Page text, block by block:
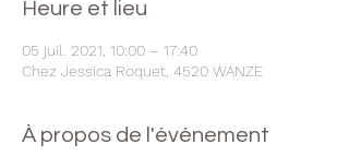
Heure et lieu
05 juil. 2021, 10:00 – 17:40
Chez Jessica Roquet, 4520 WANZE
À propos de l'événement